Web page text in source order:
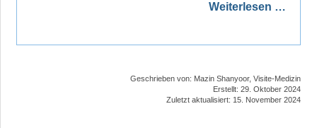
Weiterlesen …
Geschrieben von: Mazin Shanyoor, Visite-Medizin
Erstellt: 29. Oktober 2024
Zuletzt aktualisiert: 15. November 2024